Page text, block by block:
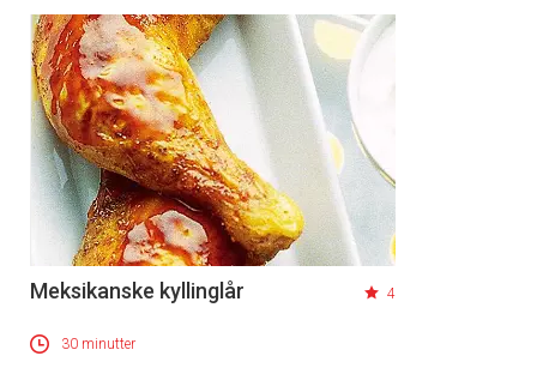
Meksikanske kyllinglår 4
30 minutter